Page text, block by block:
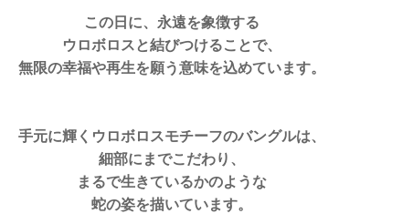
この日に、永遠を象徴する
ウロボロスと結びつけることで、
無限の幸福や再生を願う意味を込めています。
手元に輝くウロボロスモチーフのバングルは、
細部にまでこだわり、
まるで生きているかのような
蛇の姿を描いています。